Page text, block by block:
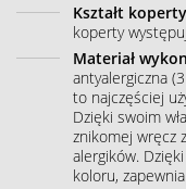
Kształt
koperty
Materiał
antyalergiczna
to najczęściej
Dzięki swoim
znikomej wręcz
alergików.
koloru,